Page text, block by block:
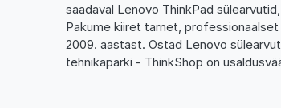
saadaval Lenovo ThinkPad
Pakume kiiret tarnet,
2009. aastast. Ostad Lenovo
tehnikaparki - ThinkShop on